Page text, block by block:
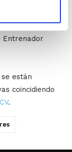
está limitada a
de prácticas
Entrenador
están
coincidiendo
.